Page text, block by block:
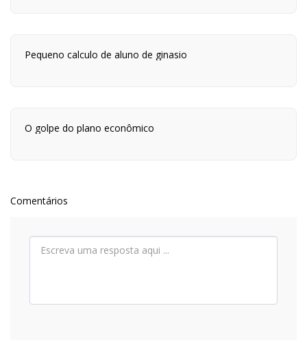
Pequeno calculo de aluno de ginasio
O golpe do plano econômico
Comentários